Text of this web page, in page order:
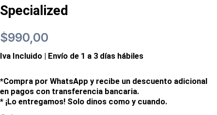
Specialized
$990,00
Iva Incluido | Envío de 1 a 3 días hábiles
*Compra por WhatsApp y recibe un descuento adicional
en pagos con transferencia bancaria.
* ¡Lo entregamos! Solo dinos como y cuando.